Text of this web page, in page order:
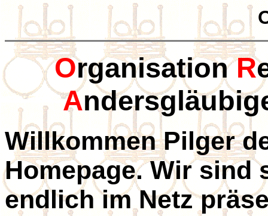
OrganisationR
A
Willkommen Pilger
Homepage. Wir sind
endlich im Netz